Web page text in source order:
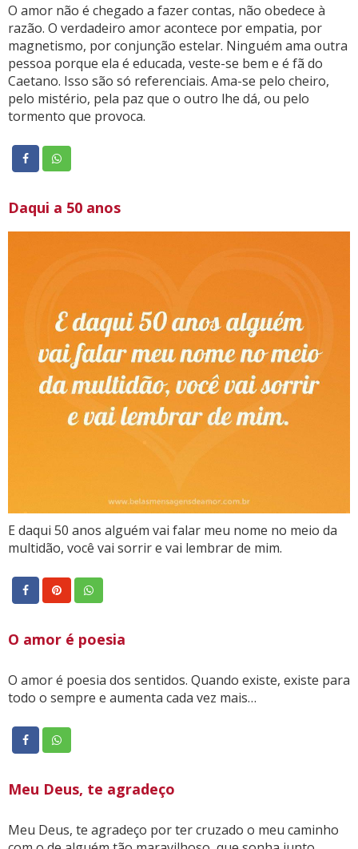
O amor não é chegado a fazer contas, não obedece à
razão. O verdadeiro amor acontece por empatia, por
magnetismo, por conjunção estelar. Ninguém ama outra
pessoa porque ela é educada, veste-se bem e é fã do
Caetano. Isso são só referenciais. Ama-se pelo cheiro,
pelo mistério, pela paz que o outro lhe dá, ou pelo
tormento que provoca.
Daqui a 50 anos
E daqui 50 anos alguém vai falar meu nome no meio da
multidão, você vai sorrir e vai lembrar de mim.
O amor é poesia
O amor é poesia dos sentidos. Quando existe, existe para
todo o sempre e aumenta cada vez mais…
Meu Deus, te agradeço
Meu Deus, te agradeço por ter cruzado o meu caminho